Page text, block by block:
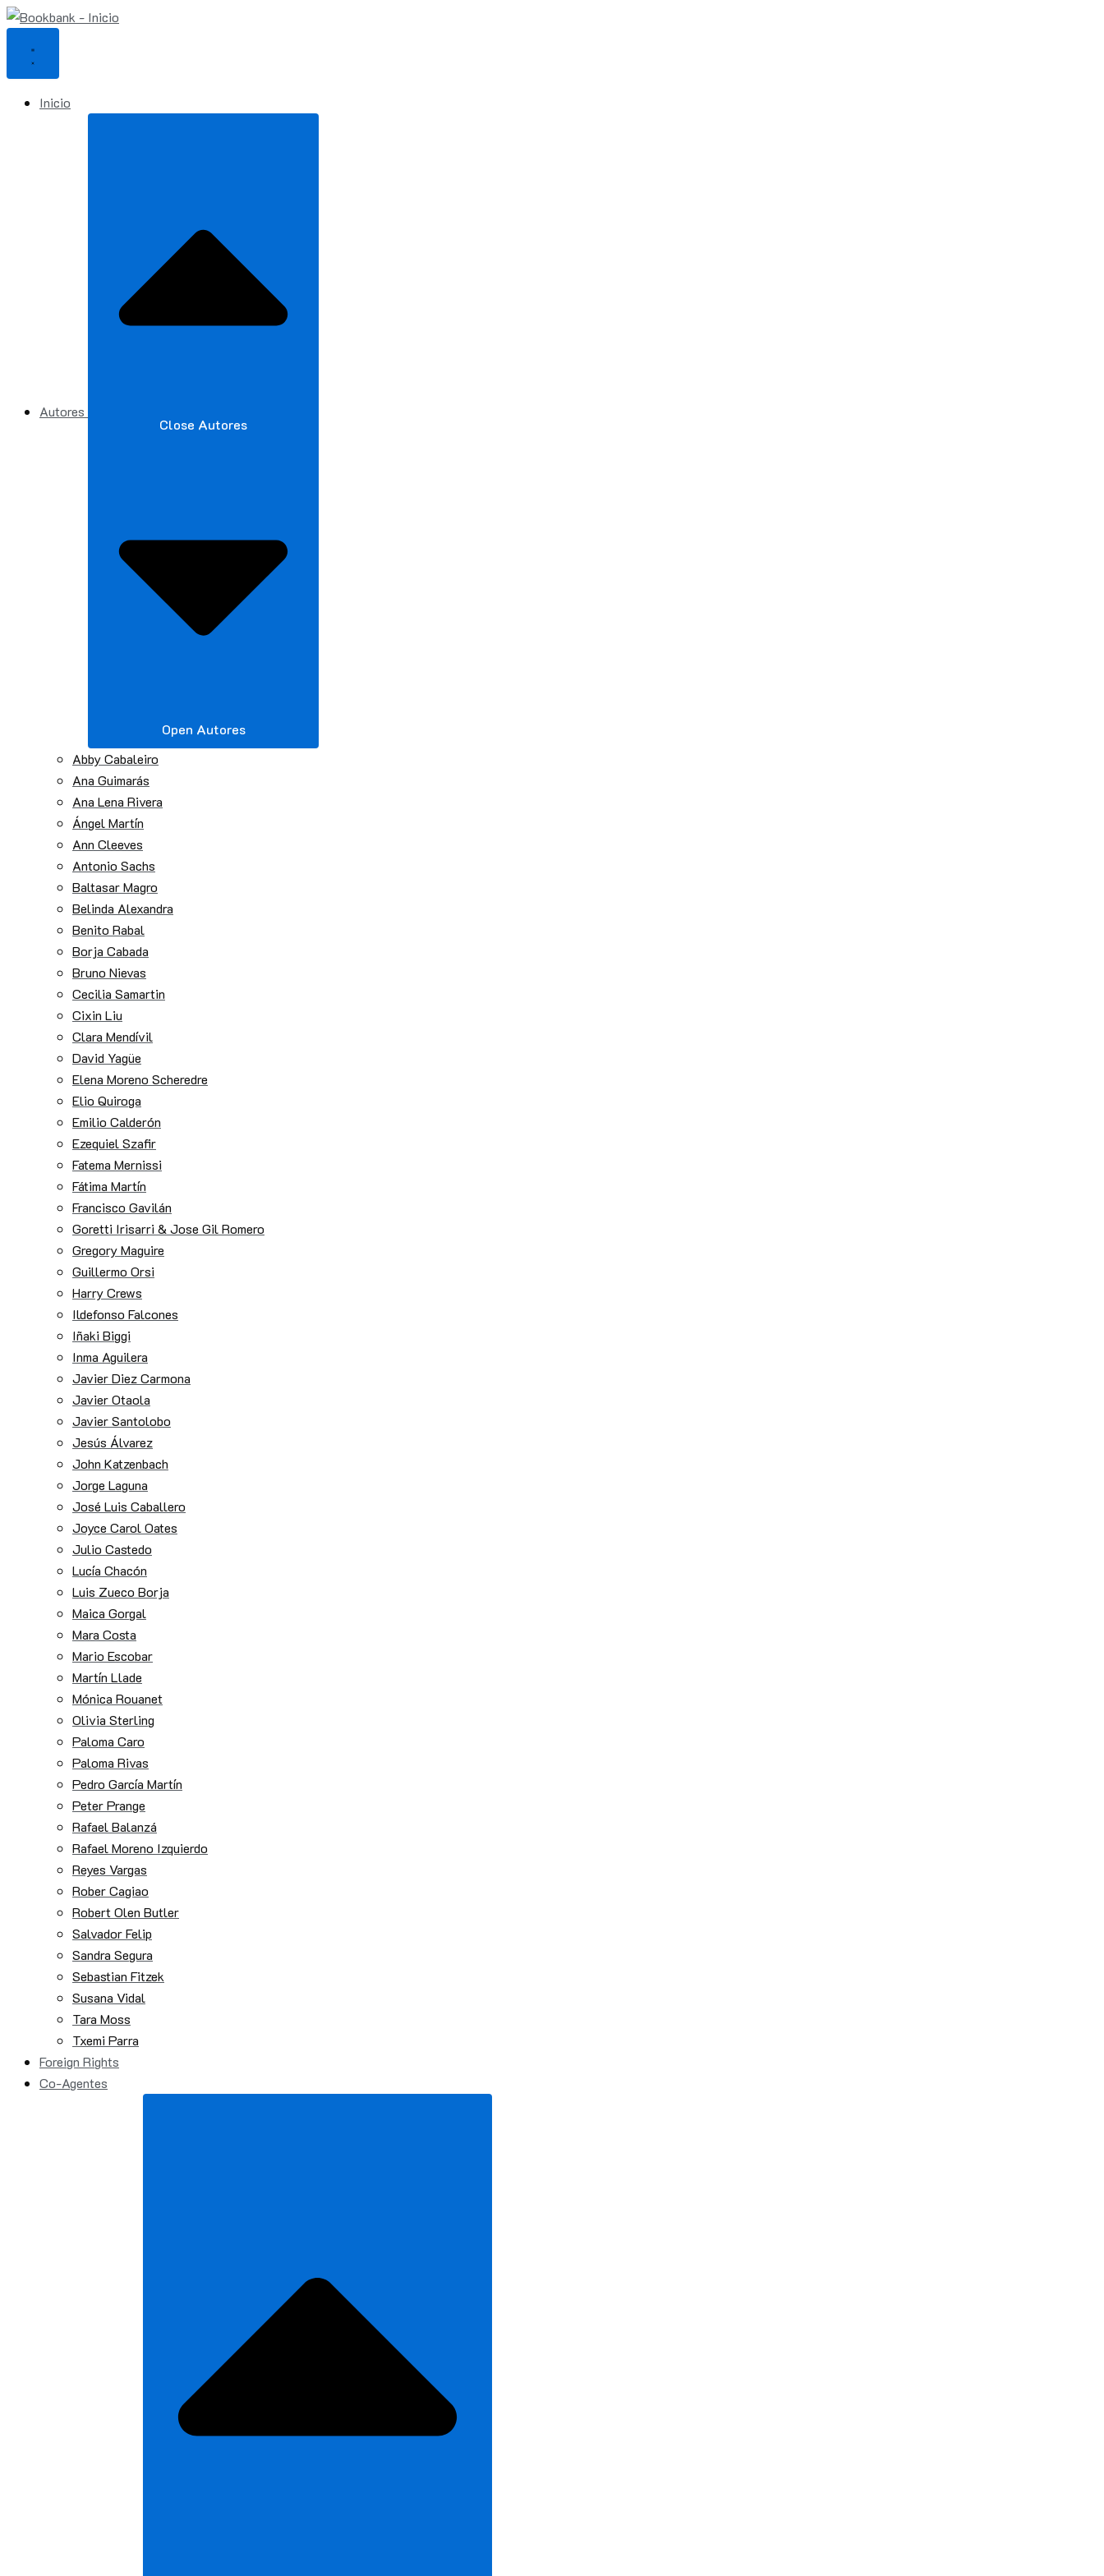
Ir
al
contenido
Inicio
Autores
Close Autores
Open Autores
Abby Cabaleiro
Ana Guimarás
Ana Lena Rivera
Ángel Martín
Ann Cleeves
Antonio Sachs
Baltasar Magro
Belinda Alexandra
Benito Rabal
Borja Cabada
Bruno Nievas
Cecilia Samartin
Cixin Liu
Clara Mendívil
David Yagüe
Elena Moreno Scheredre
Elio Quiroga
Emilio Calderón
Ezequiel Szafir
Fatema Mernissi
Fátima Martín
Francisco Gavilán
Goretti Irisarri & Jose Gil Romero
Gregory Maguire
Guillermo Orsi
Harry Crews
Ildefonso Falcones
Iñaki Biggi
Inma Aguilera
Javier Diez Carmona
Javier Otaola
Javier Santolobo
Jesús Álvarez
John Katzenbach
Jorge Laguna
José Luis Caballero
Joyce Carol Oates
Julio Castedo
Lucía Chacón
Luis Zueco Borja
Maica Gorgal
Mara Costa
Mario Escobar
Martín Llade
Mónica Rouanet
Olivia Sterling
Paloma Caro
Paloma Rivas
Pedro García Martín
Peter Prange
Rafael Balanzá
Rafael Moreno Izquierdo
Reyes Vargas
Rober Cagiao
Robert Olen Butler
Salvador Felip
Sandra Segura
Sebastian Fitzek
Susana Vidal
Tara Moss
Txemi Parra
Foreign Rights
Co-Agentes